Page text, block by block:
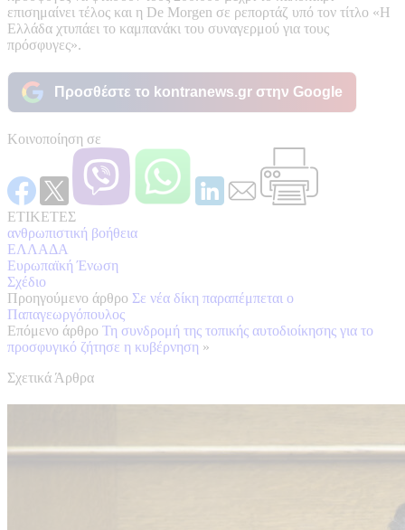
επισημαίνει τέλος και η De Morgen σε ρεπορτάζ υπό τον τίτλο «Η
Ελλάδα χτυπάει το καμπανάκι του συναγερμού για τους
πρόσφυγες».
Προσθέστε το kontranews.gr στην Google
Κοινοποίηση σε
ΕΤΙΚΕΤΕΣ
ανθρωπιστική βοήθεια
ΕΛΛΑΔΑ
Ευρωπαϊκή Ένωση
Σχέδιο
Προηγούμενο άρθρο Σε νέα δίκη παραπέμπεται ο
Παπαγεωργόπουλος
Επόμενο άρθρο Τη συνδρομή της τοπικής αυτοδιοίκησης για το
προσφυγικό ζήτησε η κυβέρνηση »
Σχετικά Άρθρα